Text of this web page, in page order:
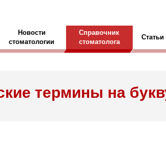
Новости
стоматологии
Справочник
стоматолога
Статьи
термины на